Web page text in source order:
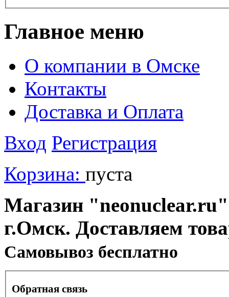
Главное меню
О компании в Омске
Контакты
Доставка и Оплата
Вход Регистрация
Корзина: пуста
Магазин
г.Омск. Доставляем
Cамовывоз бесплатно
Обратная связь